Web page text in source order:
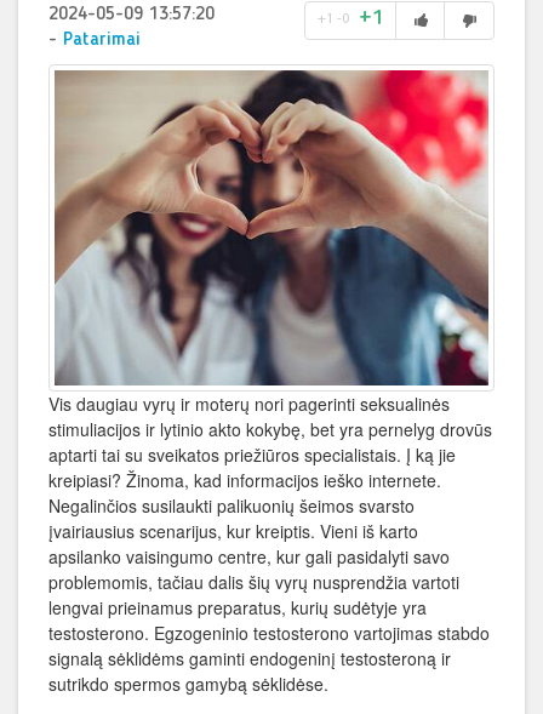
+1 -0 +1
2024-05-09 13:57:20
- Patarimai
Vis daugiau vyrų ir moterų nori pagerinti seksualinės
stimuliacijos ir lytinio akto kokybę, bet yra pernelyg drovūs
aptarti tai su sveikatos priežiūros specialistais. Į ką jie
kreipiasi? Žinoma, kad informacijos ieško internete.
Negalinčios susilaukti palikuonių šeimos svarsto
įvairiausius scenarijus, kur kreiptis. Vieni iš karto
apsilanko vaisingumo centre, kur gali pasidalyti savo
problemomis, tačiau dalis šių vyrų nusprendžia vartoti
lengvai prieinamus preparatus, kurių sudėtyje yra
testosterono. Egzogeninio testosterono vartojimas stabdo
signalą sėklidėms gaminti endogeninį testosteroną ir
sutrikdo spermos gamybą sėklidėse.